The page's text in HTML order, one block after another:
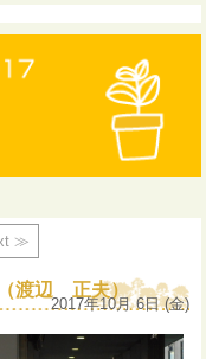
≫
（渡辺 正夫）
2017年10月 6日 (金)